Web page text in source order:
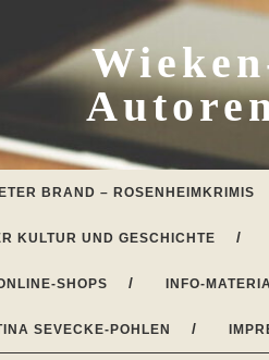
BRAND – ROSENHEIMKRIMIS
KULTUR UND GESCHICHTE
SHOPS INFO-
SEVECKE-POHLEN